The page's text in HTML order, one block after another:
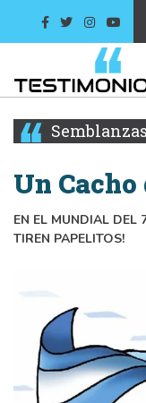
Semblanzas
Un
EN EL MUNDIAL DEL
TIREN PAPELITOS!